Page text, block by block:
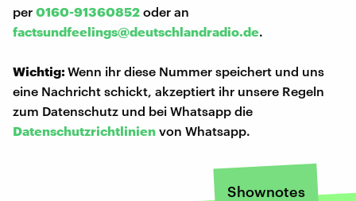
per 0160-91360852 oder an
factsundfeelings@deutschlandradio.de.
Wichtig:Wenn ihr diese Nummer speichert und uns
eine Nachricht schickt, akzeptiert ihr unsere Regeln
zum Datenschutz und bei Whatsapp die
Datenschutzrichtlinien von Whatsapp.
Shownotes